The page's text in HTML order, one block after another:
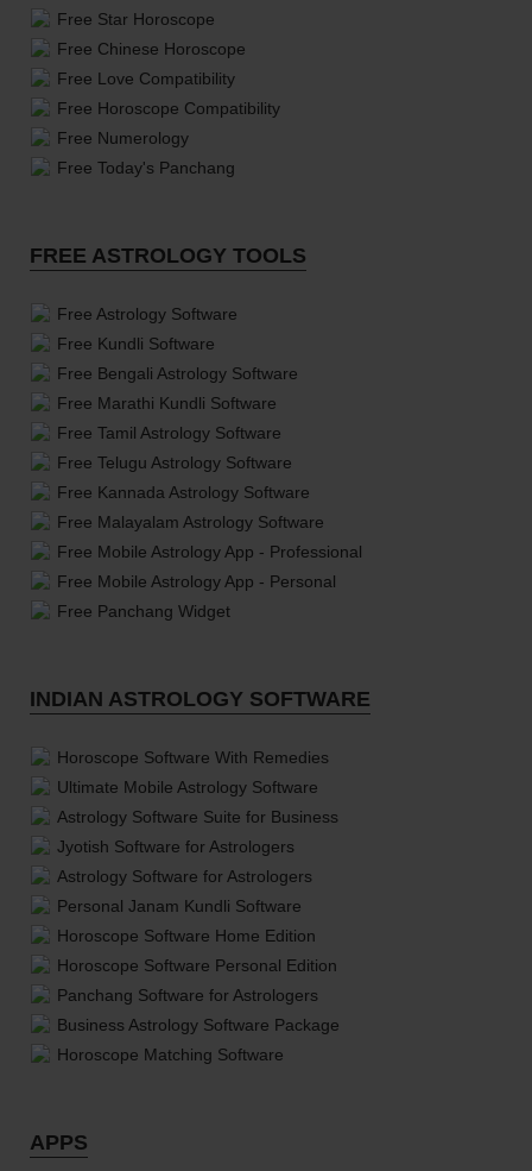
Free Star Horoscope
Free Chinese Horoscope
Free Love Compatibility
Free Horoscope Compatibility
Free Numerology
Free Today's Panchang
FREE ASTROLOGY TOOLS
Free Astrology Software
Free Kundli Software
Free Bengali Astrology Software
Free Marathi Kundli Software
Free Tamil Astrology Software
Free Telugu Astrology Software
Free Kannada Astrology Software
Free Malayalam Astrology Software
Free Mobile Astrology App - Professional
Free Mobile Astrology App - Personal
Free Panchang Widget
INDIAN ASTROLOGY SOFTWARE
Horoscope Software With Remedies
Ultimate Mobile Astrology Software
Astrology Software Suite for Business
Jyotish Software for Astrologers
Astrology Software for Astrologers
Personal Janam Kundli Software
Horoscope Software Home Edition
Horoscope Software Personal Edition
Panchang Software for Astrologers
Business Astrology Software Package
Horoscope Matching Software
APPS